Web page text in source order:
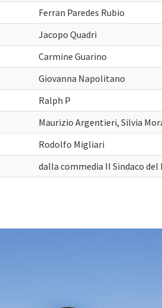
Ferran Paredes Rubio
Jacopo Quadri
Carmine Guarino
Giovanna Napolitano
Ralph P
Maurizio Argentieri, Silvia
Rodolfo Migliari
dalla commedia Il Sindaco del